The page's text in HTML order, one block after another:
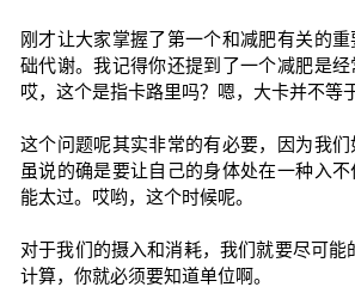
刚才让大家掌握了第一个和减肥有关的
础代谢。我记得你还提到了一个减肥是经
哎，这个是指卡路里吗？嗯，大卡并不等
这个问题呢其实非常的有必要，因为我们
虽说的确是要让自己的身体处在一种入
能太过。哎哟，这个时候呢。
对于我们的摄入和消耗，我们就要尽可能
计算，你就必须要知道单位啊。